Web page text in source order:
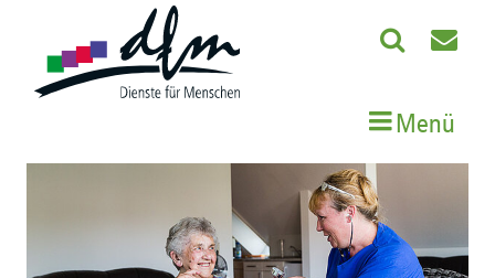
Menü